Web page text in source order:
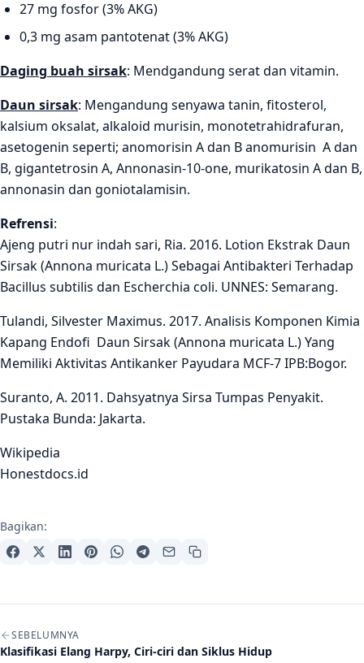
27 mg fosfor (3% AKG)
0,3 mg asam pantotenat (3% AKG)
Daging buah sirsak: Mendgandung serat dan vitamin.
Daun sirsak: Mengandung senyawa tanin, fitosterol,
kalsium oksalat, alkaloid murisin, monotetrahidrafuran,
asetogenin seperti; anomorisin A dan B anomurisin A dan
B, gigantetrosin A, Annonasin-10-one, murikatosin A dan B,
annonasin dan goniotalamisin.
Refrensi:
Ajeng putri nur indah sari, Ria. 2016. Lotion Ekstrak Daun
Sirsak (Annona muricata L.) Sebagai Antibakteri Terhadap
Bacillus subtilis dan Escherchia coli. UNNES: Semarang.
Tulandi, Silvester Maximus. 2017. Analisis Komponen Kimia
Kapang Endofi Daun Sirsak (Annona muricata L.) Yang
Memiliki Aktivitas Antikanker Payudara MCF-7 IPB:Bogor.
Suranto, A. 2011. Dahsyatnya Sirsa Tumpas Penyakit.
Pustaka Bunda: Jakarta.
Wikipedia
Honestdocs.id
Bagikan:
Navigasi artikel
SEBELUMNYA
Klasifikasi Elang Harpy, Ciri-ciri dan Siklus Hidup